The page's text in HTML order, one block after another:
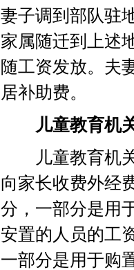
妻子调到部队驻
家属随迁到上述
随工资发放。夫
居补助费。
儿童教育机
儿童教育机关
向家长收费外经
分，一部分是用
安置的人员的工
一部分是用于购